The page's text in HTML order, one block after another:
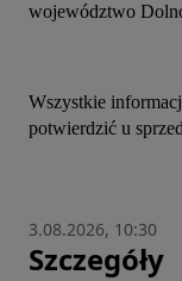
województwo
Wszystkie
potwierdzić u
3.08.2026, 10:30
Szczegóły